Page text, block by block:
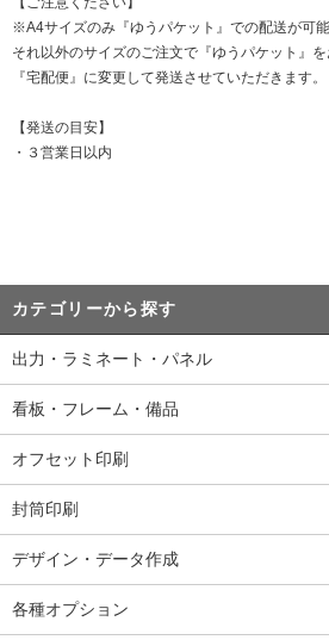
※A4サイズのみ『ゆうパケット』での配送が可能
それ以外のサイズのご注文で『ゆうパケット』
『宅配便』に変更して発送させていただきます。
【発送の目安】
・３営業日以内
カテゴリーから探す
出力・ラミネート・パネル
看板・フレーム・備品
オフセット印刷
封筒印刷
デザイン・データ作成
各種オプション